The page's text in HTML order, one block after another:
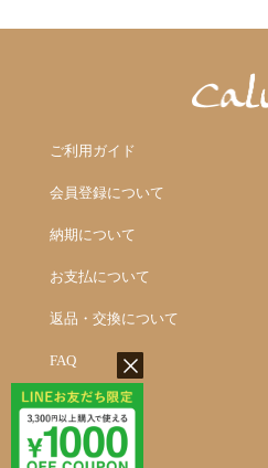
ご利用ガイド
会員登録について
納期について
お支払について
返品・交換について
FAQ